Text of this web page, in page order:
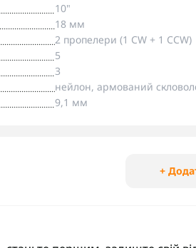
10"
18 мм
2 пропелери (1 CW + 1 CCW)
5
3
нейлон, армований
9,1 мм
+